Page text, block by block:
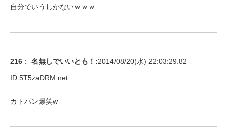
自分でいうしかないｗｗｗ
216 ： 名無しでいいとも！ :2014/08/20(水) 22:03:29.82
ID:5T5zaDRM.net
カトパン爆笑w